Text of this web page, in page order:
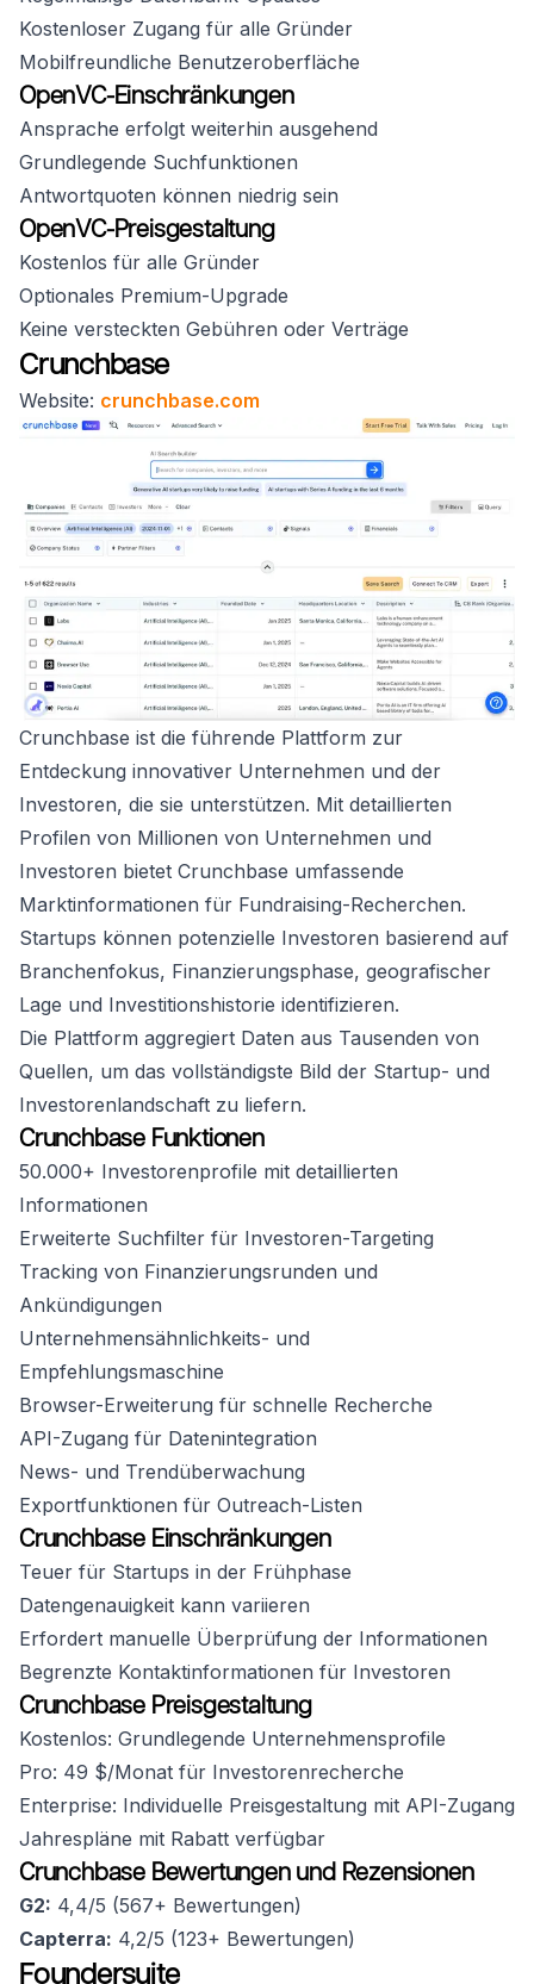
Kostenloser Zugang für alle Gründer
Mobilfreundliche Benutzeroberfläche
OpenVC-Einschränkungen
Ansprache erfolgt weiterhin ausgehend
Grundlegende Suchfunktionen
Antwortquoten können niedrig sein
OpenVC-Preisgestaltung
Kostenlos für alle Gründer
Optionales Premium-Upgrade
Keine versteckten Gebühren oder Verträge
Crunchbase
Website: crunchbase.com
Crunchbase ist die führende Plattform zur
Entdeckung innovativer Unternehmen und der
Investoren, die sie unterstützen. Mit detaillierten
Profilen von Millionen von Unternehmen und
Investoren bietet Crunchbase umfassende
Marktinformationen für Fundraising-Recherchen.
Startups können potenzielle Investoren basierend auf
Branchenfokus, Finanzierungsphase, geografischer
Lage und Investitionshistorie identifizieren.
Die Plattform aggregiert Daten aus Tausenden von
Quellen, um das vollständigste Bild der Startup- und
Investorenlandschaft zu liefern.
Crunchbase Funktionen
50.000+ Investorenprofile mit detaillierten
Informationen
Erweiterte Suchfilter für Investoren-Targeting
Tracking von Finanzierungsrunden und
Ankündigungen
Unternehmensähnlichkeits- und
Empfehlungsmaschine
Browser-Erweiterung für schnelle Recherche
API-Zugang für Datenintegration
News- und Trendüberwachung
Exportfunktionen für Outreach-Listen
Crunchbase Einschränkungen
Teuer für Startups in der Frühphase
Datengenauigkeit kann variieren
Erfordert manuelle Überprüfung der Informationen
Begrenzte Kontaktinformationen für Investoren
Crunchbase Preisgestaltung
Kostenlos: Grundlegende Unternehmensprofile
Pro: 49 $/Monat für Investorenrecherche
Enterprise: Individuelle Preisgestaltung mit API-Zugang
Jahrespläne mit Rabatt verfügbar
Crunchbase Bewertungen und Rezensionen
G2: 4,4/5 (567+ Bewertungen)
Capterra: 4,2/5 (123+ Bewertungen)
Foundersuite